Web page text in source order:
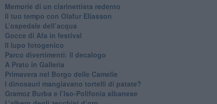
Memorie di un clarinettista redento
​Il tuo tempo con Olafur Eliasson
​L’ospedale dell’acqua
​Gocce di Afa in festival
​Il lupo fotogenico
​Parco divertimenti: il decalogo
​A Prato in Galleria
​Primavera nel Borgo delle Camelie
I dinosauri mangiavano tortelli di patate?
​Gramoz Burba e l’Iso-Polifonia albanese